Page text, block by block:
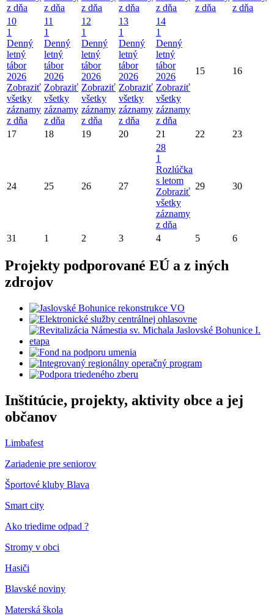
z dňa
z dňa
z dňa
z dňa
z dňa
z dňa
z dňa
10
1
Denný
letný
tábor
2026
Zobraziť
všetky
záznamy
z dňa
11
1
Denný
letný
tábor
2026
Zobraziť
všetky
záznamy
z dňa
12
1
Denný
letný
tábor
2026
Zobraziť
všetky
záznamy
z dňa
13
1
Denný
letný
tábor
2026
Zobraziť
všetky
záznamy
z dňa
14
1
Denný
letný
tábor
2026
Zobraziť
všetky
záznamy
z dňa
15 16
17 18 19 20 21 22 23
24 25 26 27
28
1
Rozlúčka
s letom
Zobraziť
všetky
záznamy
z dňa
29 30
31 1 2 3 4 5 6
Projekty podporované EÚ a z iných
zdrojov
Inštitúcie, projekty, aktivity obce a jej
občanov
Limbafest
Zariadenie pre seniorov
Športové kluby Blava
Smart city
Ako triedime odpad ?
Stromy v obci
Hasiči
Blavské noviny
Materská škola